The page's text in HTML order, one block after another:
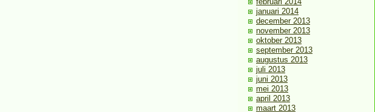
januari 2014
december 2013
november 2013
oktober 2013
september 2013
augustus 2013
juli 2013
juni 2013
mei 2013
april 2013
maart 2013